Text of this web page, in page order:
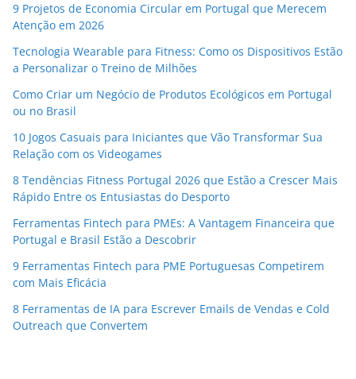
9 Projetos de Economia Circular em Portugal que Merecem
Atenção em 2026
Tecnologia Wearable para Fitness: Como os Dispositivos Estão
a Personalizar o Treino de Milhões
Como Criar um Negócio de Produtos Ecológicos em Portugal
ou no Brasil
10 Jogos Casuais para Iniciantes que Vão Transformar Sua
Relação com os Videogames
8 Tendências Fitness Portugal 2026 que Estão a Crescer Mais
Rápido Entre os Entusiastas do Desporto
Ferramentas Fintech para PMEs: A Vantagem Financeira que
Portugal e Brasil Estão a Descobrir
9 Ferramentas Fintech para PME Portuguesas Competirem
com Mais Eficácia
8 Ferramentas de IA para Escrever Emails de Vendas e Cold
Outreach que Convertem